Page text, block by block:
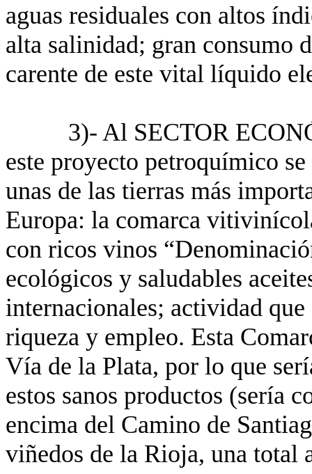
aguas residuales con altos
alta salinidad; gran consumo
carente de este vital líquido
3)- Al SECTOR
este proyecto petroquímico
unas de las tierras más
Europa: la comarca
con ricos vinos
ecológicos y saludables
internacionales; actividad que
riqueza y empleo. Esta
Vía de la Plata, por lo que
estos sanos productos (sería
encima del Camino de
viñedos de la Rioja, una